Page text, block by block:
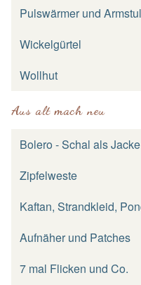
Pulswärmer und
Wickelgürtel
Wollhut
Aus alt mach neu
Bolero - Schal als Jacke
Zipfelweste
Kaftan, Strandkleid,
Aufnäher und Patches
7 mal Flicken und Co.